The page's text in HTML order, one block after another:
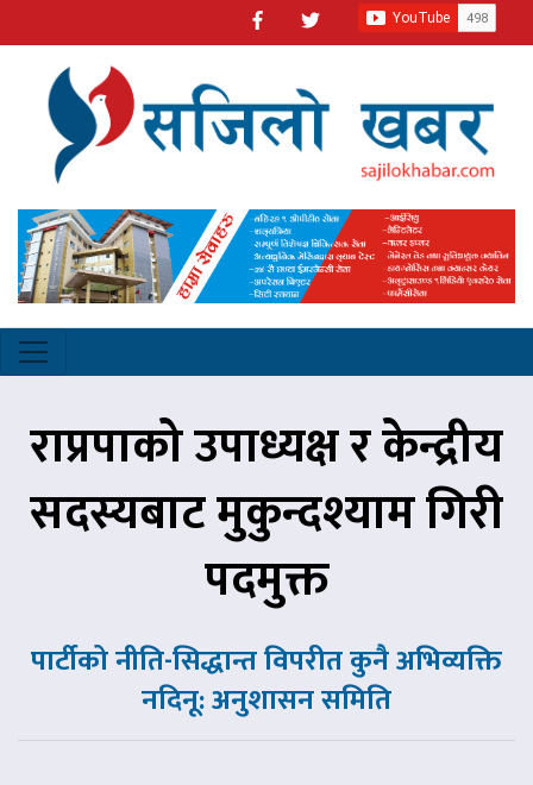
राप्रपाको उपाध्यक्ष र केन्द्रीय
सदस्यबाट मुकुन्दश्याम गिरी
पदमुक्त
पार्टीको नीति-सिद्धान्त विपरीत कुनै अभिव्यक्ति
नदिनू: अनुशासन समिति